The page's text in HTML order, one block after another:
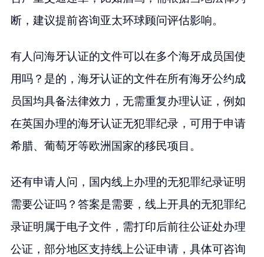
断，建议提前咨询亚太环球顾问评估影响。
有人问海牙认证的文件可以在多个海牙成员国使
用吗？是的，海牙认证的文件在所有海牙公约成
员国均具备法律效力，无需重复办理认证，例如
在英国办理的海牙认证无犯罪纪录，可用于申请
希腊、葡萄牙等欧洲国家的移民项目。
还有申请人问，国内线上办理的无犯罪纪录证明
需要公证吗？答案是需要，线上开具的无犯罪纪
录证明属于电子文件，需打印后前往公证处办理
公证，部分地区支持线上公证申请，具体可咨询